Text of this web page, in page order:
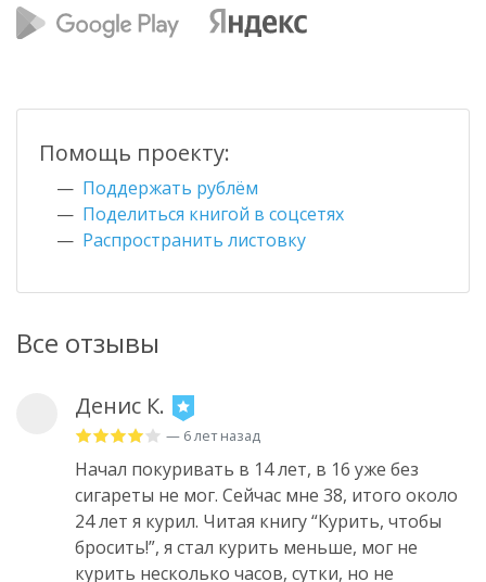
Все отзывы
Денис К.
— 6 лет назад
Начал покуривать в 14 лет, в 16 уже без
сигареты не мог. Сейчас мне 38, итого около
24 лет я курил. Читая книгу “Курить, чтобы
бросить!”, я стал курить меньше, мог не
курить несколько часов, сутки, но не
Помощь проекту:
Поддержать рублём
Поделиться книгой в соцсетях
Распространить листовку